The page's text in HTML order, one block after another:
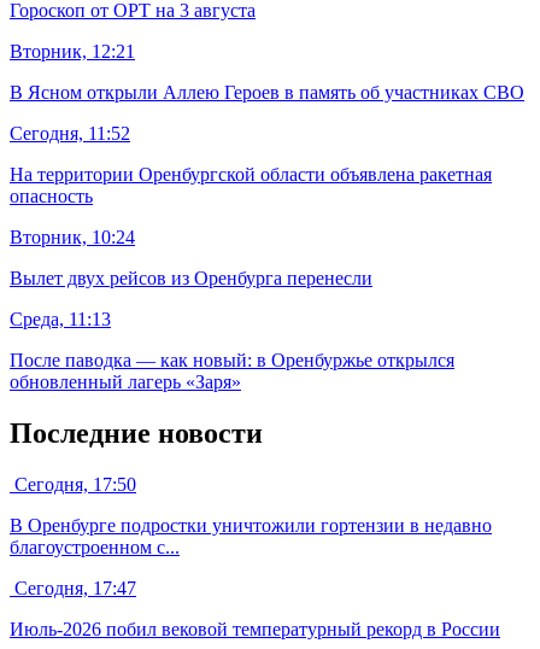
Гороскоп от ОРТ на 3 августа
Вторник, 12:21
В Ясном открыли Аллею Героев в память об участниках СВО
Сегодня, 11:52
На территории Оренбургской области объявлена ракетная
опасность
Вторник, 10:24
Вылет двух рейсов из Оренбурга перенесли
Среда, 11:13
После паводка — как новый: в Оренбуржье открылся
обновленный лагерь «Заря»
Последние новости
Сегодня, 17:50
В Оренбурге подростки уничтожили гортензии в недавно
благоустроенном с...
Сегодня, 17:47
Июль-2026 побил вековой температурный рекорд в России